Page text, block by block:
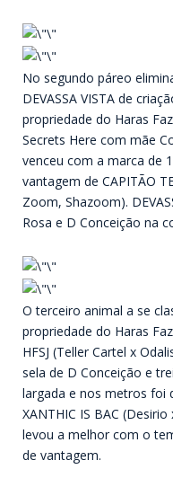
No segundo páreo
DEVASSA VISTA de
propriedade do Haras
Secrets Here com mãe
venceu com a marca de
vantagem de CAPITÃO
Zoom, Shazoom).
Rosa e D Conceição na
O terceiro animal a se
propriedade do Haras
HFSJ (Teller Cartel x
sela de D Conceição e
largada e nos metros foi
XANTHIC IS BAC
levou a melhor com o
de vantagem.